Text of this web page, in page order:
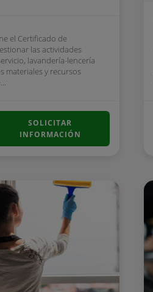
el Certificado de
las actividades
lavandería-lencería
materiales y recursos
SOLICITAR
INFORMACIÓN